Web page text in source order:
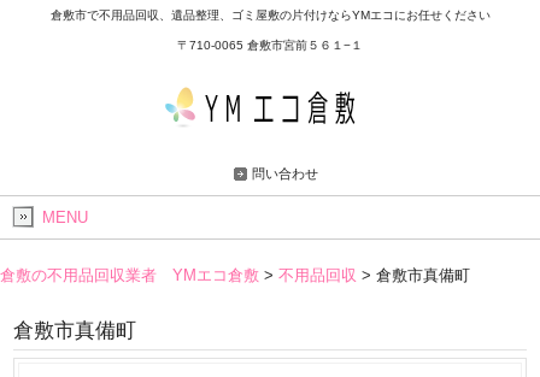
倉敷市で不用品回収、遺品整理、ゴミ屋敷の片付けならYMエコにお任せください
〒710-0065 倉敷市宮前５６１−１
問い合わせ
MENU
倉敷の不用品回収業者 YMエコ倉敷 > 不用品回収 > 倉敷市真備町
倉敷市真備町